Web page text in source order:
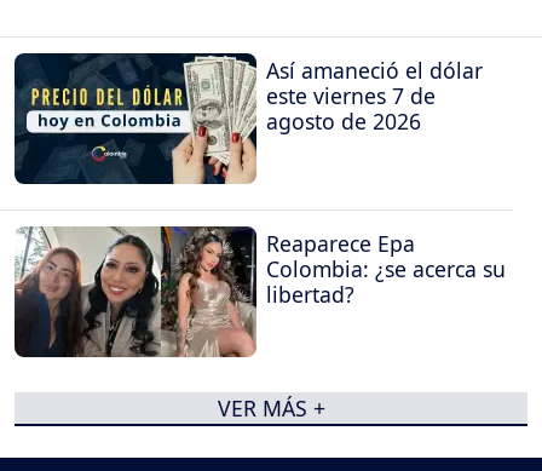
Así amaneció el dólar
este viernes 7 de
agosto de 2026
Reaparece Epa
Colombia: ¿se acerca su
libertad?
VER MÁS +